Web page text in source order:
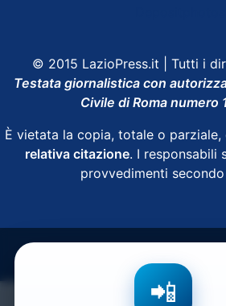
© 2015 LazioPress.it | Tutti i
Testata giornalistica con
Civile di Roma numero
È vietata la copia, totale o
relativa citazione. I responsabili
provvedimenti
📲
Condividi